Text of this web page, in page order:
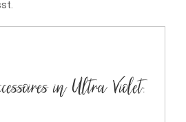
in Ultra Violet: